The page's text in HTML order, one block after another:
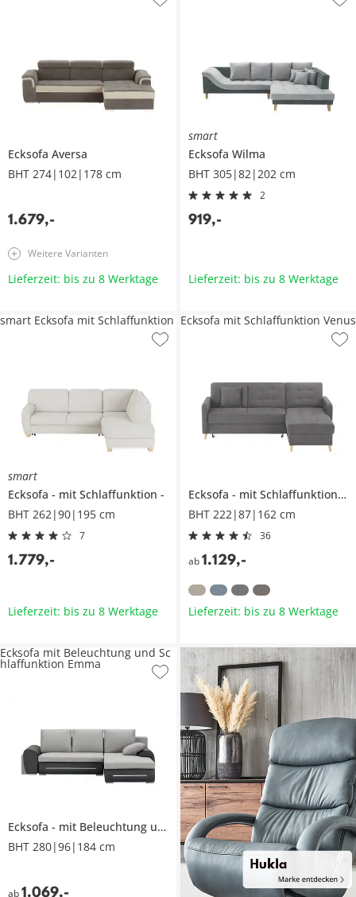
Ecksofa Aversa
BHT 274|102|178 cm
1.679,-
Weitere Varianten
Lieferzeit: bis zu 8 Werktage
smart
Ecksofa Wilma
BHT 305|82|202 cm
2
919,-
Lieferzeit: bis zu 8 Werktage
smart
Ecksofa
mit Schlaffunktion
BHT 262|90|195 cm
7
1.779,-
smart Ecksofa mit Schlaffunktion
Lieferzeit: bis zu 8 Werktage
Ecksofa mit Schlaffunktion
BHT 222|87|162 cm
36
ab 1.129,-
Ecksofa mit Schlaffunktion Venus
Lieferzeit: bis zu 8 Werktage
Ecksofa mit Beleuchtung und Schlaffunktion
Emma
BHT 280|96|184 cm
ab1.069,-
Ecksofa mit Beleuchtung und Sc
hlaffunktion Emma